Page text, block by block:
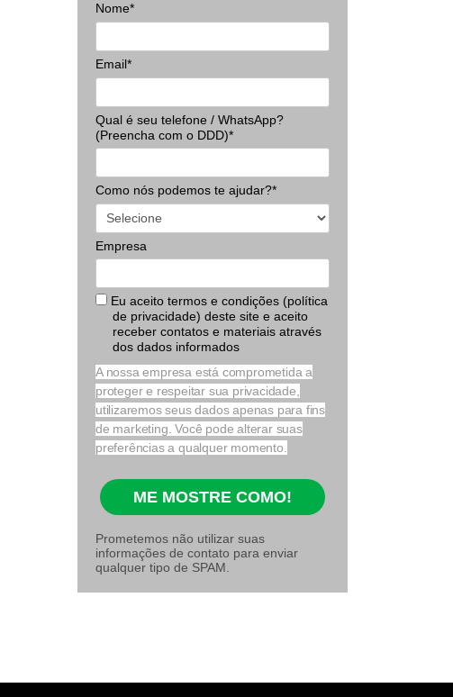
Nome*
Email*
Qual é seu telefone / WhatsApp?
(Preencha com o DDD)*
Como nós podemos te ajudar?*
Empresa
Eu aceito termos e condições (política
de privacidade) deste site e aceito
receber contatos e materiais através
dos dados informados
A nossa empresa está comprometida a
proteger e respeitar sua privacidade,
utilizaremos seus dados apenas para fins
de marketing. Você pode alterar suas
preferências a qualquer momento.
ME MOSTRE COMO!
Prometemos não utilizar suas
informações de contato para enviar
qualquer tipo de SPAM.